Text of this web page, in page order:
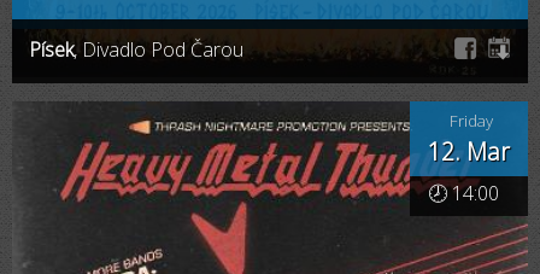
Písek, Divadlo Pod Čarou
Friday
12. Mar
🕗 14:00